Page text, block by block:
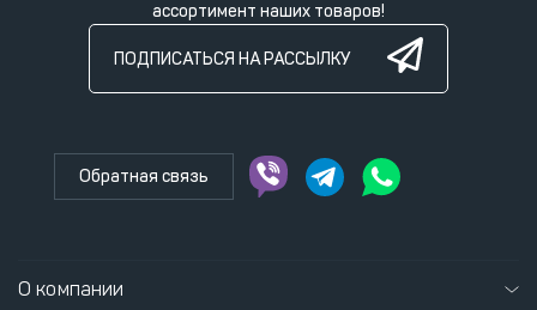
ассортимент наших товаров!
ПОДПИСАТЬСЯ НА РАССЫЛКУ
Обратная связь
О компании